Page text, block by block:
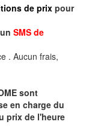
de prixpour
SMS de
. Aucun frais,
sont
en charge du
prix de l'heure